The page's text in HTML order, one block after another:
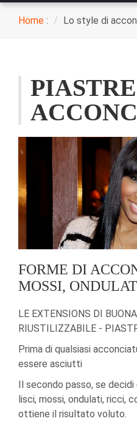
Breadcrumb
Home : Lo style di
FORME DI
MOSSI,
LE EXTENSIONS DI
RIUSTILIZZABILE -
Prima di qualsiasi
essere asciutti
Il secondo passo, se
lisci, mossi, ondulati, ricci,
ottiene il risultato voluto.